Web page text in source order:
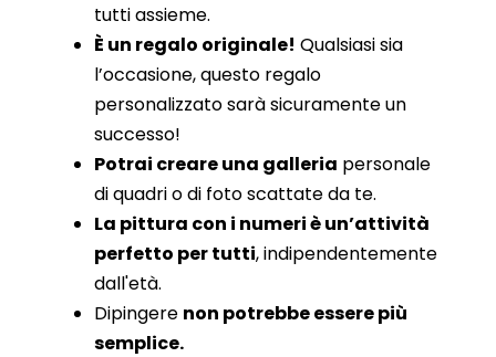
tutti assieme.
È un regalo originale! Qualsiasi sia
l’occasione, questo regalo
personalizzato sarà sicuramente un
successo!
Potrai creare una galleria personale
di quadri o di foto scattate da te.
La pittura con i numeri è un’attività
perfetto per tutti, indipendentemente
dall'età.
Dipingere non potrebbe essere più
semplice.